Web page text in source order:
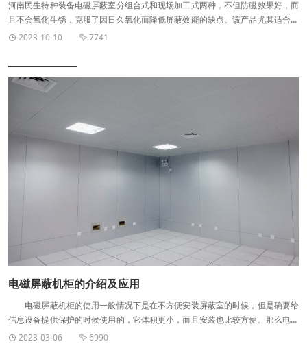
河南民生特种装备电磁屏蔽室分组合式和现场加工式两种，不但防磁效果好，而
且不会氧化生锈，克服了因日久氧化而降低屏蔽效能的缺点。该产品尤其适合于
会议室的安装，能对空间电磁波进行有效的屏蔽，既避免了电磁干扰仪对人体的
 2023-10-10  7741
电磁屏蔽机柜的介绍及应用
电磁屏蔽机柜的使用一般情况下是在不方便安装屏蔽室的时候，但是确要给
信息设备提供保护的时候使用的，它体积更小，而且安装也比较方便。那么电磁
屏蔽机柜是什么呢，下面是关于电磁屏蔽机柜的简单介绍。 电磁屏蔽机柜是
 2023-03-06  6990